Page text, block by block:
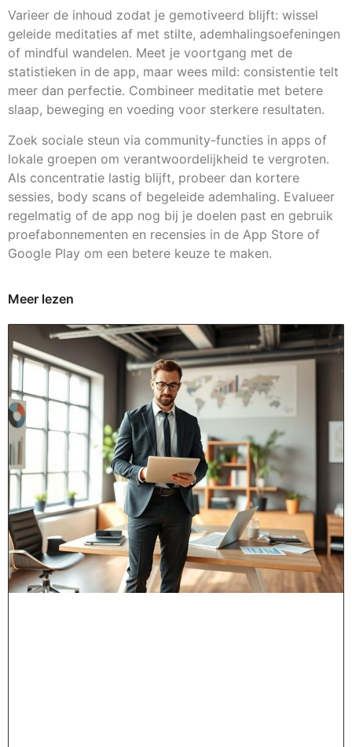
Varieer de inhoud zodat je gemotiveerd blijft: wissel
geleide meditaties af met stilte, ademhalingsoefeningen
of mindful wandelen. Meet je voortgang met de
statistieken in de app, maar wees mild: consistentie telt
meer dan perfectie. Combineer meditatie met betere
slaap, beweging en voeding voor sterkere resultaten.
Zoek sociale steun via community-functies in apps of
lokale groepen om verantwoordelijkheid te vergroten.
Als concentratie lastig blijft, probeer dan kortere
sessies, body scans of begeleide ademhaling. Evalueer
regelmatig of de app nog bij je doelen past en gebruik
proefabonnementen en recensies in de App Store of
Google Play om een betere keuze te maken.
Meer lezen